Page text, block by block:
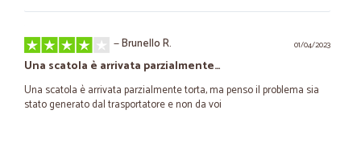
01/04/2023
—Brunello R.
Una scatola è arrivata parzialmente…
Una scatola è arrivata parzialmente torta, ma penso il problema sia
stato generato dal trasportatore e non da voi